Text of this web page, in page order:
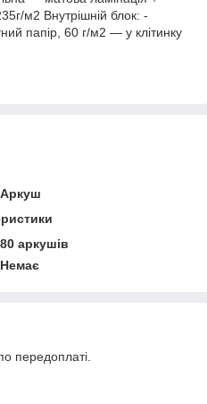
м2 Внутрішній блок: -
папір, 60 г/м2 — у клітинку
Аркуш
80 аркушів
Немає
передоплаті.